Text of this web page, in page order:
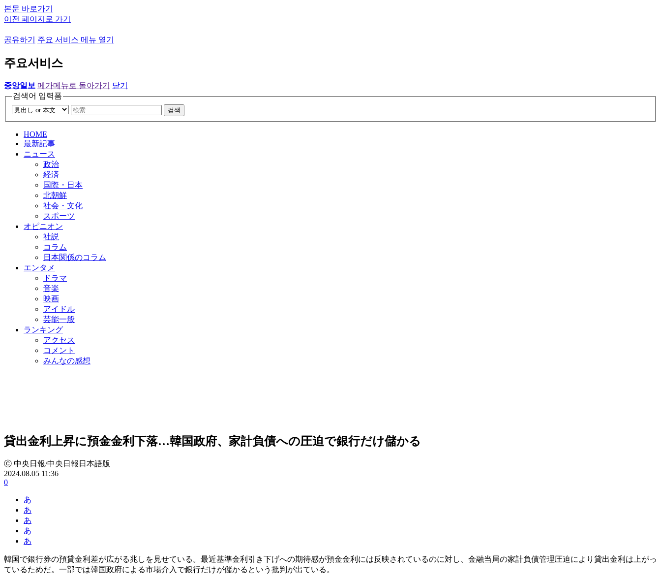
본문 바로가기
이전 페이지로 가기
공유하기 주요 서비스 메뉴 열기
주요서비스
중앙일보 메가메뉴로 돌아가기
닫기
검색어 입력폼
검색
HOME
最新記事
ニュース
政治
経済
国際・日本
北朝鮮
社会・文化
スポーツ
オピニオン
社説
コラム
日本関係のコラム
エンタメ
ドラマ
音楽
映画
アイドル
芸能一般
ランキング
アクセス
コメント
みんなの感想
貸出金利上昇に預金金利下落…韓国政府、家計負債への圧迫で銀行だけ儲かる
ⓒ 中央日報/中央日報日本語版
2024.08.05 11:36
0
あ
あ
あ
あ
あ
韓国で銀行券の預貸金利差が広がる兆しを見せている。最近基準金利引き下げへの期待感が預金金利には反映されているのに対し、金融当局の家計負債管理圧迫により貸出金利は上がっ
ているためだ。一部では韓国政府による市場介入で銀行だけが儲かるという批判が出ている。